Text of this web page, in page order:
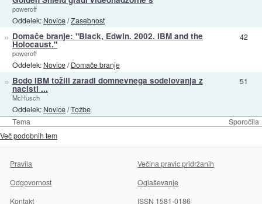
Tema Sporočila
poweroff
Oddelek: Novice/Zasebnost
» Domače branje: "Black, Edwin. 2002. IBM and the
Holocaust."
poweroff
Oddelek: Novice/Domače branje
42
» Bodo IBM tožili zaradi domnevnega sodelovanja z
nacisti ...
McHusch
Oddelek: Novice/Tožbe
51
Več podobnih tem
Pravila
Večina pravic pridržanih
Odgovornost
Oglaševanje
Kontakt
ISSN 1581-0186